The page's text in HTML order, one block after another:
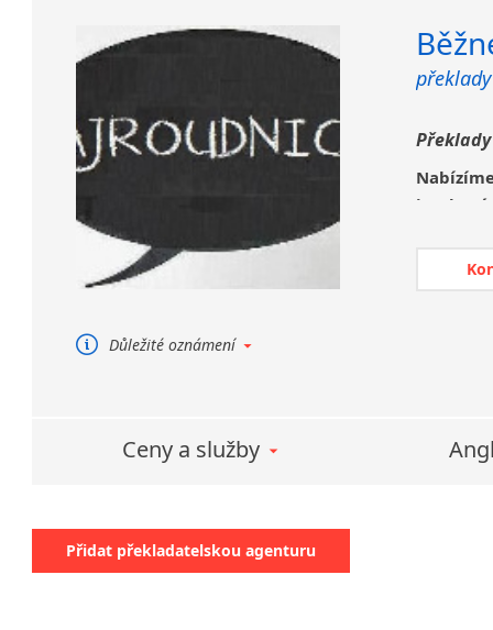
Lanžhot
Opava
Protivanov
Důležité oznámení
tlumočení.
Přeložte Vaše starosti s překlady
Překlady
Ceny a služby
Přidat překladatelskou agenturu